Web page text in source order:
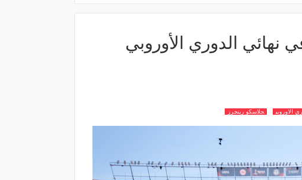
نهائي الدوري الأوروبي
الاوروبي جلاسكو رينجرز